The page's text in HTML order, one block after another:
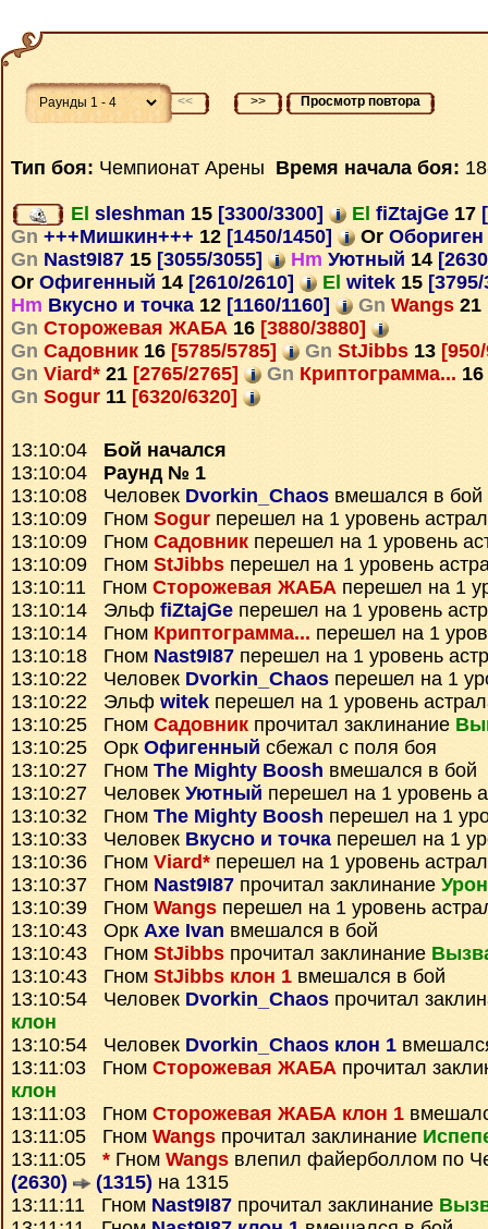
<< >> Просмотр повтора
Тип боя: Чемпионат Арены Время начала боя:
El sleshman 15 [3300/3300] El fiZtajGe 17
Gn +++Мишкин+++ 12 [1450/1450] Or Обориген
Gn Nast9I87 15 [3055/3055] Hm Уютный 14
Or Офигенный 14 [2610/2610] El witek 15
Hm Вкусно и точка 12 [1160/1160] Gn Wangs 21
Gn Сторожевая ЖАБА 16 [3880/3880]
Gn Садовник 16 [5785/5785] Gn StJibbs 13
Gn Viard* 21 [2765/2765] Gn Криптограмма... 16
Gn Sogur 11 [6320/6320]
13:10:04 Бой начался
13:10:04 Раунд № 1
13:10:08 Человек Dvorkin_Chaos вмешался в бой
13:10:09 Гном Sogur перешел на 1 уровень
13:10:09 Гном Садовник перешел на 1 уровень
13:10:09 Гном StJibbs перешел на 1 уровень
13:10:11 Гном Сторожевая ЖАБА перешел на 1
13:10:14 Эльф fiZtajGe перешел на 1 уровень
13:10:14 Гном Криптограмма... перешел на 1
13:10:18 Гном Nast9I87 перешел на 1 уровень
13:10:22 Человек Dvorkin_Chaos перешел на 1
13:10:22 Эльф witek перешел на 1 уровень
13:10:25 Гном Садовник прочитал заклинание
13:10:25 Орк Офигенный сбежал с поля боя
13:10:27 Гном The Mighty Boosh вмешался в бой
13:10:27 Человек Уютный перешел на 1 уровень
13:10:32 Гном The Mighty Boosh перешел на 1
13:10:33 Человек Вкусно и точка перешел на 1
13:10:36 Гном Viard* перешел на 1 уровень
13:10:37 Гном Nast9I87 прочитал заклинание
13:10:39 Гном Wangs перешел на 1 уровень
13:10:43 Орк Axe Ivan вмешался в бой
13:10:43 Гном StJibbs прочитал заклинание
13:10:43 Гном StJibbs клон 1 вмешался в бой
13:10:54 Человек Dvorkin_Chaos прочитал
клон
13:10:54 Человек Dvorkin_Chaos клон 1
13:11:03 Гном Сторожевая ЖАБА прочитал
клон
13:11:03 Гном Сторожевая ЖАБА клон 1
13:11:05 Гном Wangs прочитал заклинание
13:11:05 * Гном Wangs влепил файерболлом по
(2630)
(1315) на 1315
13:11:11 Гном Nast9I87 прочитал заклинание